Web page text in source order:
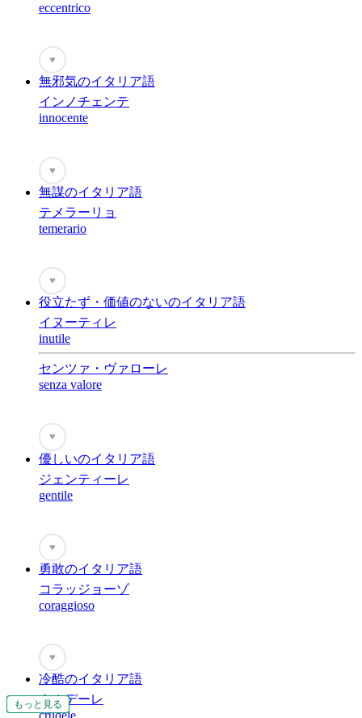
もっと見る
もっと見る
もっと見る
もっと見る
もっと見る
もっと見る
もっと見る
eccentrico
♥
無邪気のイタリア語
インノチェンテ
innocente
♥
無謀のイタリア語
テメラーリョ
temerario
♥
役立たず・価値のないのイタリア語
イヌーティレ
inutile
センツァ・ヴァローレ
senza valore
もっと見る
♥
優しいのイタリア語
ジェンティーレ
gentile
♥
勇敢のイタリア語
コラッジョーゾ
coraggioso
♥
冷酷のイタリア語
クルデーレ